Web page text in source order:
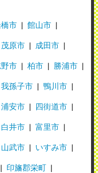
市 館山市
茂原市 成田市
市 柏市 勝浦市
我孫子市 鴨川市
浦安市 四街道市
白井市 富里市
山武市 いすみ市
印旛郡栄町